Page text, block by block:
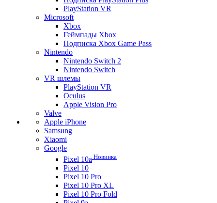
PlayStation VR
Microsoft
Xbox
Геймпады Xbox
Подписка Xbox Game Pass
Nintendo
Nintendo Switch 2
Nintendo Switch
VR шлемы
PlayStation VR
Oculus
Apple Vision Pro
Valve
Apple iPhone
Samsung
Xiaomi
Google
Pixel 10a Новинка
Pixel 10
Pixel 10 Pro
Pixel 10 Pro XL
Pixel 10 Pro Fold